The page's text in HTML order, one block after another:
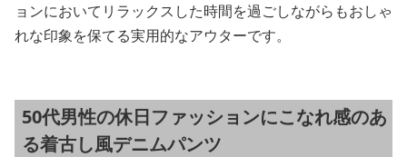
ョンにおいてリラックスした時間を過ごしながらもおしゃ
れな印象を保てる実用的なアウターです。
50代男性の休日ファッションにこなれ感のあ
る着古し風デニムパンツ